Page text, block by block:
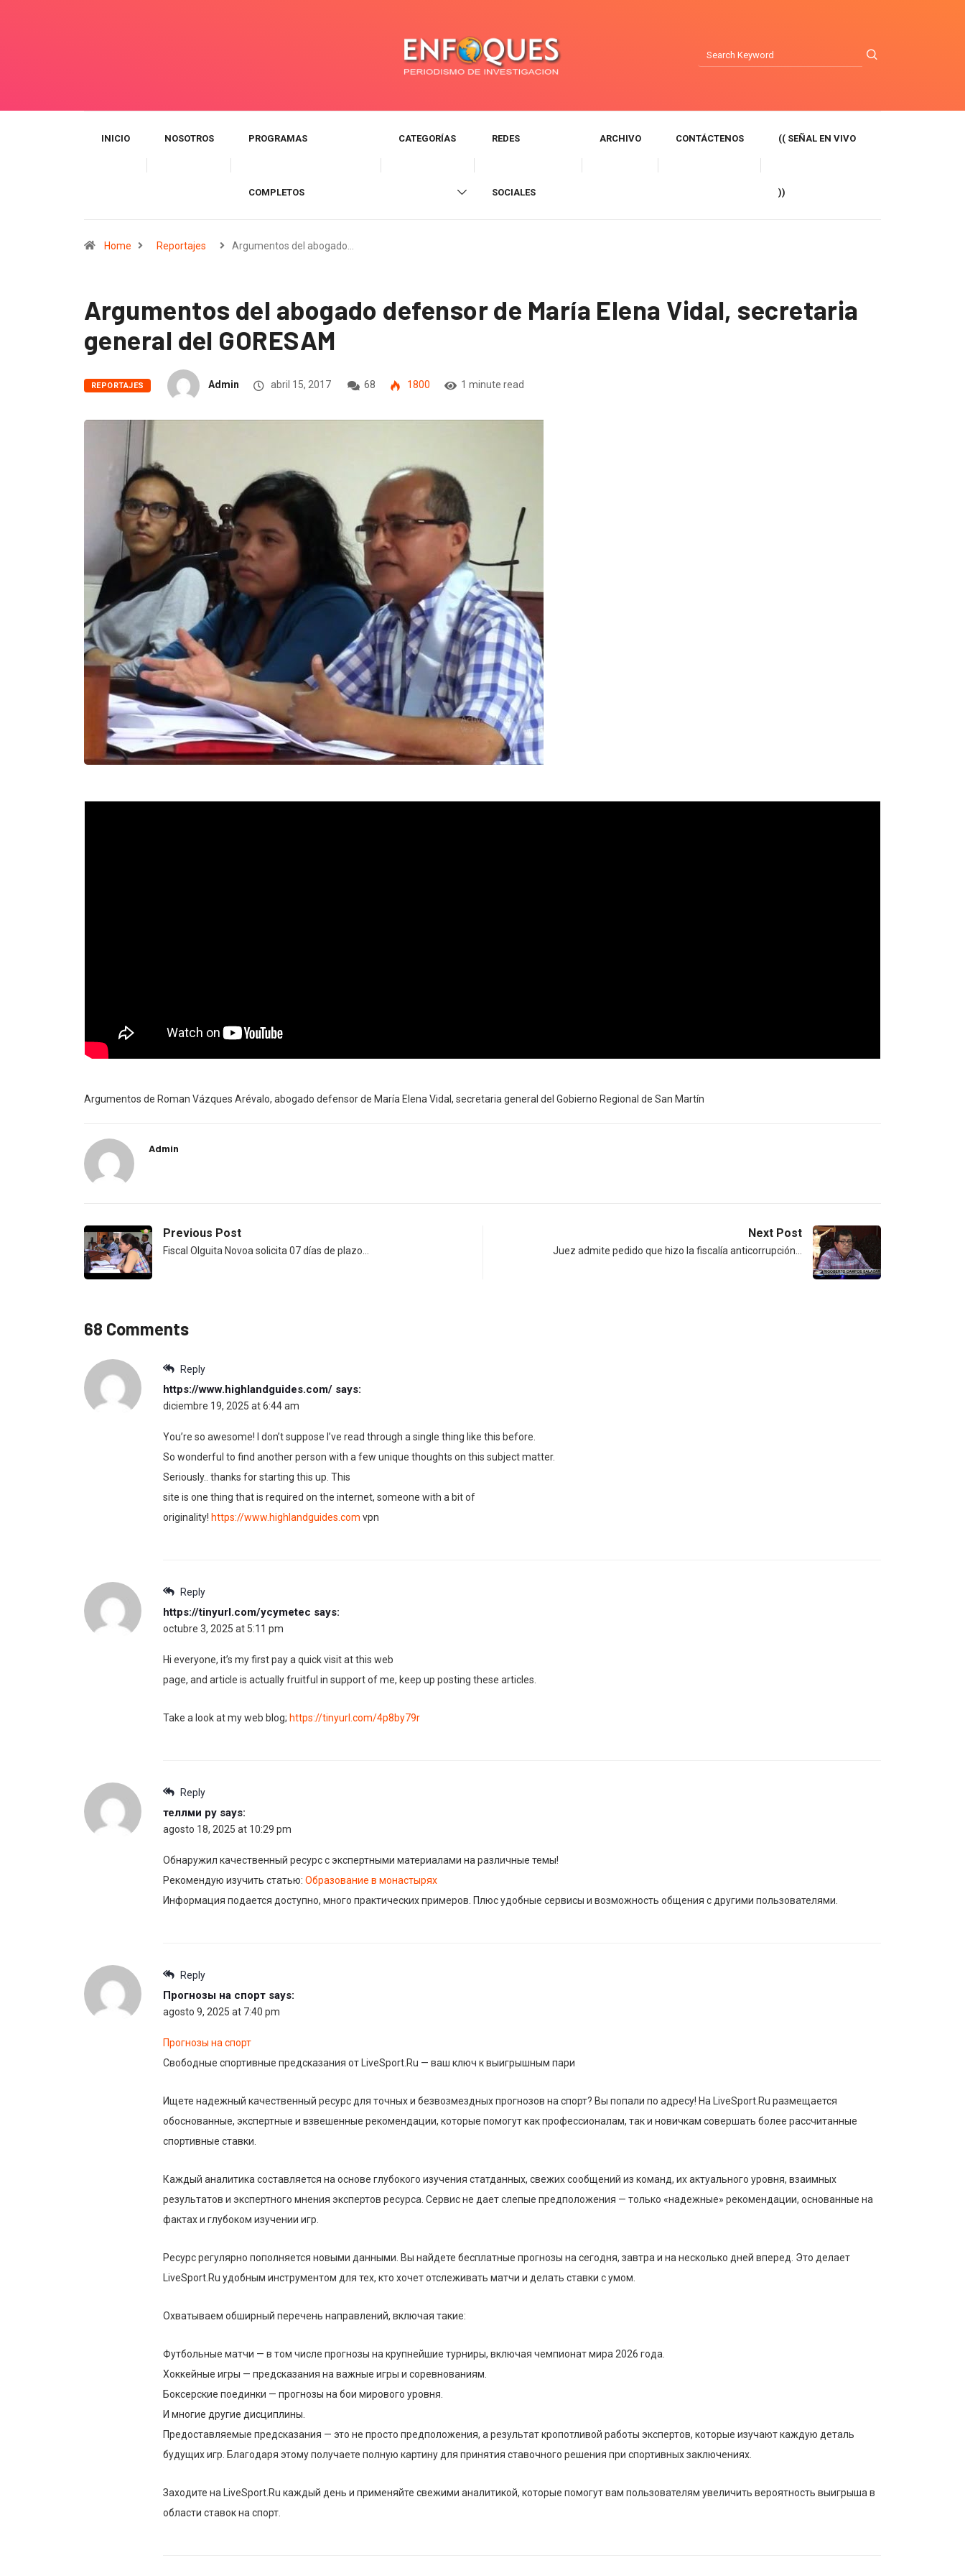
INICIO NOSOTROS PROGRAMAS
COMPLETOS
CATEGORÍAS REDES
SOCIALES
ARCHIVO CONTÁCTENOS (( SEÑAL EN VIVO
))
Home Reportajes Argumentos del abogado…
Argumentos del abogado defensor de María Elena Vidal, secretaria
general del GORESAM
REPORTAJES Admin abril 15, 2017 68 1800 1 minute read
Argumentos de Roman Vázques Arévalo, abogado defensor de María Elena Vidal, secretaria general del Gobierno Regional de San Martín
Admin
Previous Post
Fiscal Olguita Novoa solicita 07 días de plazo…
Next Post
Juez admite pedido que hizo la fiscalía anticorrupción…
68 Comments
Reply
https://www.highlandguides.com/ says:
diciembre 19, 2025 at 6:44 am
You’re so awesome! I don’t suppose I’ve read through a single thing like this before.
So wonderful to find another person with a few unique thoughts on this subject matter.
Seriously.. thanks for starting this up. This
site is one thing that is required on the internet, someone with a bit of
originality! https://www.highlandguides.com vpn
Reply
https://tinyurl.com/ycymetec says:
octubre 3, 2025 at 5:11 pm
Hi everyone, it’s my first pay a quick visit at this web
page, and article is actually fruitful in support of me, keep up posting these articles.
Take a look at my web blog; https://tinyurl.com/4p8by79r
Reply
теллми ру says:
agosto 18, 2025 at 10:29 pm
Обнаружил качественный ресурс с экспертными материалами на различные темы!
Рекомендую изучить статью: Образование в монастырях
Информация подается доступно, много практических примеров. Плюс удобные сервисы и возможность общения с другими пользователями.
Reply
Прогнозы на спорт says:
agosto 9, 2025 at 7:40 pm
Прогнозы на спорт
Свободные спортивные предсказания от LiveSport.Ru — ваш ключ к выигрышным пари
Ищете надежный качественный ресурс для точных и безвозмездных прогнозов на спорт? Вы попали по адресу! На LiveSport.Ru размещается
обоснованные, экспертные и взвешенные рекомендации, которые помогут как профессионалам, так и новичкам совершать более рассчитанные
спортивные ставки.
Каждый аналитика составляется на основе глубокого изучения статданных, свежих сообщений из команд, их актуального уровня, взаимных
результатов и экспертного мнения экспертов ресурса. Сервис не дает слепые предположения — только «надежные» рекомендации, основанные на
фактах и глубоком изучении игр.
Ресурс регулярно пополняется новыми данными. Вы найдете бесплатные прогнозы на сегодня, завтра и на несколько дней вперед. Это делает
LiveSport.Ru удобным инструментом для тех, кто хочет отслеживать матчи и делать ставки с умом.
Охватываем обширный перечень направлений, включая такие:
Футбольные матчи — в том числе прогнозы на крупнейшие турниры, включая чемпионат мира 2026 года.
Хоккейные игры — предсказания на важные игры и соревнованиям.
Боксерские поединки — прогнозы на бои мирового уровня.
И многие другие дисциплины.
Предоставляемые предсказания — это не просто предположения, а результат кропотливой работы экспертов, которые изучают каждую деталь
будущих игр. Благодаря этому получаете полную картину для принятия ставочного решения при спортивных заключениях.
Заходите на LiveSport.Ru каждый день и применяйте свежими аналитикой, которые помогут вам пользователям увеличить вероятность выигрыша в
области ставок на спорт.